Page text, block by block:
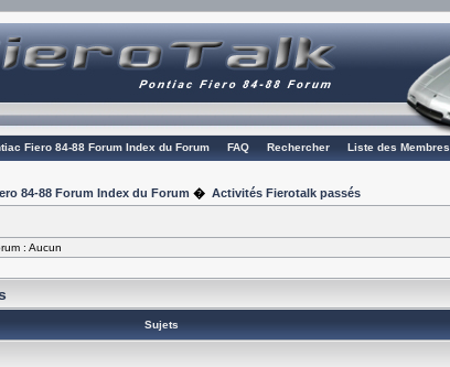
Fiero 84-88 Forum Index du Forum FAQ Rechercher Liste des Membres
84-88 Forum Index du Forum � Activités Fierotalk passés
: Aucun
Sujets